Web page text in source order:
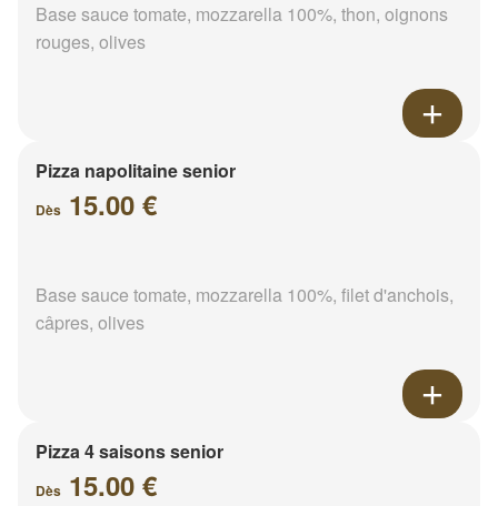
Base sauce tomate, mozzarella 100%, thon, oignons
rouges, olives
Pizza napolitaine senior
Dès 15.00 €
Base sauce tomate, mozzarella 100%, filet d'anchois,
câpres, olives
Pizza 4 saisons senior
Dès 15.00 €